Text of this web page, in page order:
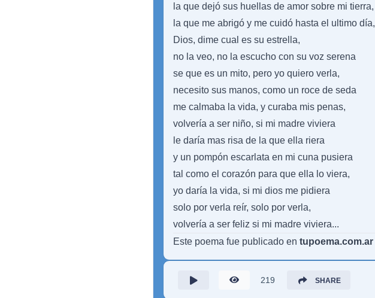
la que dejó sus huellas de amor sobre mi tierra,
la que me abrigó y me cuidó hasta el ultimo día,
Dios, dime cual es su estrella,
no la veo, no la escucho con su voz serena
se que es un mito, pero yo quiero verla,
necesito sus manos, como un roce de seda
me calmaba la vida, y curaba mis penas,
volvería a ser niño, si mi madre viviera
le daría mas risa de la que ella riera
y un pompón escarlata en mi cuna pusiera
tal como el corazón para que ella lo viera,
yo daría la vida, si mi dios me pidiera
solo por verla reír, solo por verla,
volvería a ser feliz si mi madre viviera...
Este poema fue publicado en tupoema.com.ar
219 SHARE